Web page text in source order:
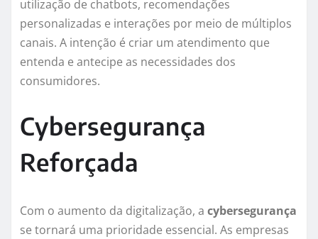
utilização de chatbots, recomendações
personalizadas e interações por meio de múltiplos
canais. A intenção é criar um atendimento que
entenda e antecipe as necessidades dos
consumidores.
Cybersegurança
Reforçada
Com o aumento da digitalização, a cybersegurança
se tornará uma prioridade essencial. As empresas